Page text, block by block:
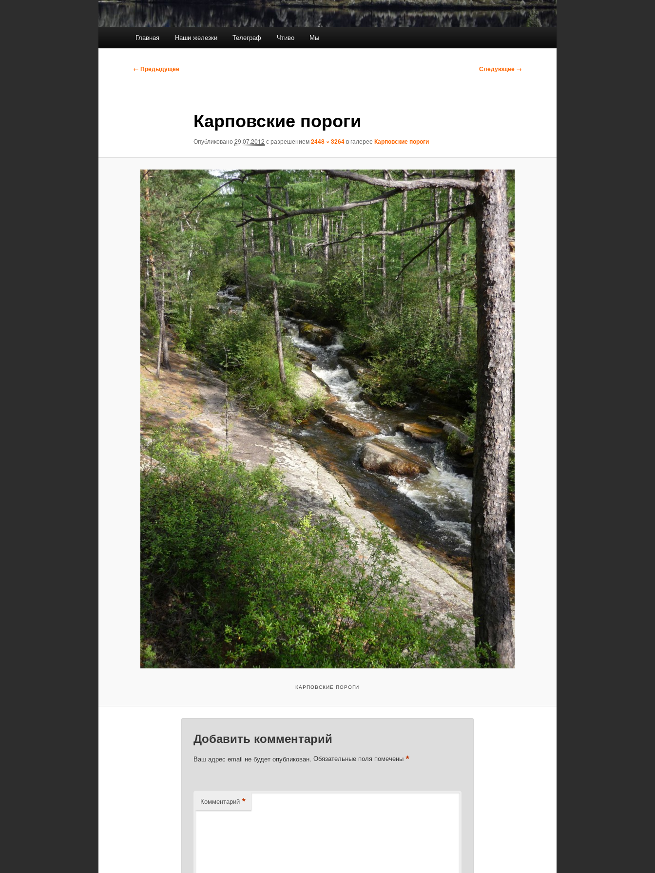
Главная Наши железки Телеграф Чтиво Мы
Навигация
← Предыдущее Следующее →
Карповские пороги
Опубликовано29.07.2012 с разрешением2448 × 3264в галерееКарповские пороги
КАРПОВСКИЕ ПОРОГИ
Добавить комментарий
Ваш адрес email не будет опубликован. Обязательные поля помечены*
Комментарий *